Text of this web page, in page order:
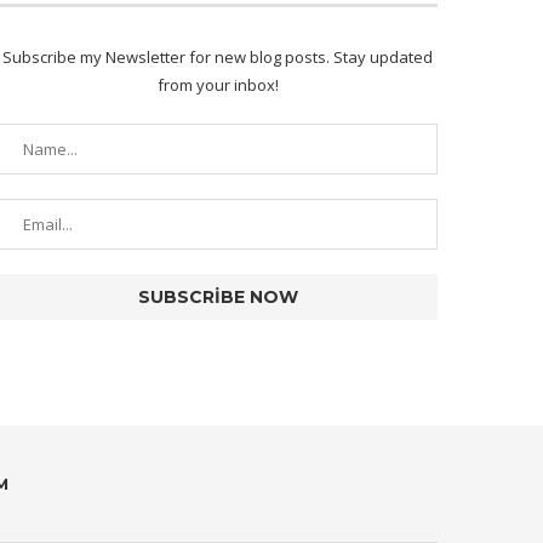
Subscribe my Newsletter for new blog posts. Stay updated
from your inbox!